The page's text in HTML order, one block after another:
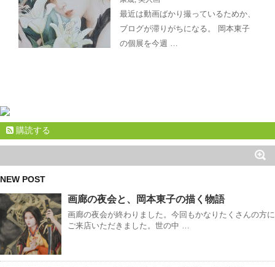
最近は動画ばかり撮っているためか、
ブログが滞りがちになる。 岡本東子
の個展を今週 …
購読する
NEW POST
画廊の夜会と、岡本東子の描く物語
画廊の夜会が終わりました。今回もかなりたくさんの方に
ご来店いただきました。世の中 …